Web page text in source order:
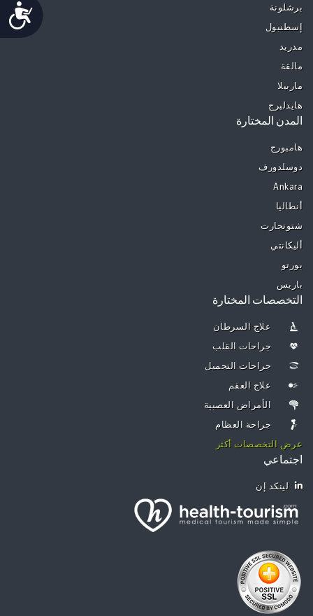
Accessibility برشلونة
إسطنبول
مدريد
مالقة
ماربيلا
هايدلبرج
المدن المختارة
هامبورج
دوسلدورف
Ankara
أنطاليا
شتوتجارت
أليكانتي
بورتو
باريس
التخصصات المختارة
علاج السرطان
جراحات القلب
جراحات التجميل
علاج العقم
الأمراض العصبية
جراحة العظام
عرض التخصصات أكثر
اجتماعي
لينكد إن